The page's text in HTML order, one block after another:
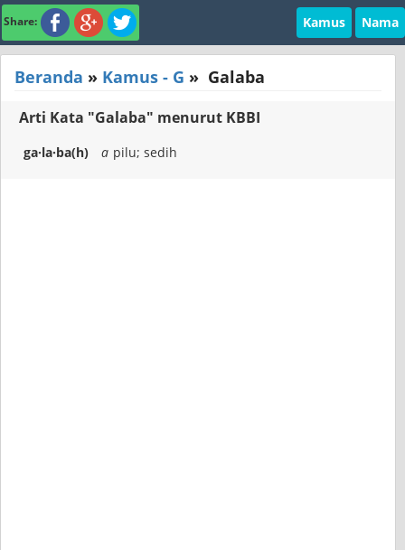
Share: Kamus Nama
Beranda » Kamus - G » Galaba
Arti Kata "Galaba" menurut KBBI
ga·la·ba(h) a pilu; sedih